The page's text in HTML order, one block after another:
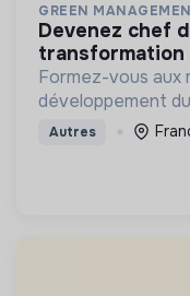
GREEN
devenez chef de projet rse et pilotez la
transformation
Formez-vous aux
développement
écologique en
Autres